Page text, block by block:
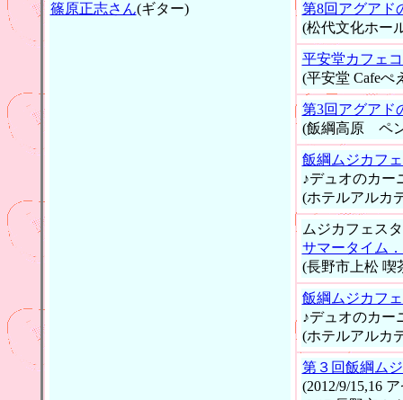
篠原正志さん(ギター)
第8回アグアド
(松代文化ホー
平安堂カフェ
(平安堂 Cafeぺ
第3回アグアド
(飯綱高原 ペ
飯綱ムジカフ
♪デュオのカー
(ホテルアルカ
ムジカフェス
サマータイム
(長野市上松 喫
飯綱ムジカフ
♪デュオのカー
(ホテルアルカ
第３回飯綱ム
(2012/9/15,16